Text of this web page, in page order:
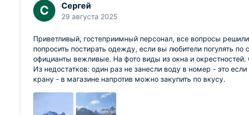
С Сергей
29 августа 2025
Приветливый, гостеприимный персонал, все вопросы
попросить постирать одежду, если вы любители погулять
официанты вежливые. На фото виды из окна и окрестностей.
Из недостатков: один раз не занесли воду в номер - это
крану - в магазине напротив можно закупить по вкусу.